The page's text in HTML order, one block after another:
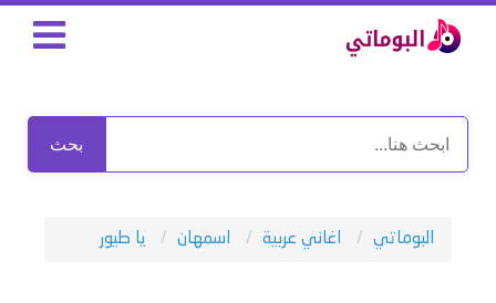
بحث
البوماتي اغاني عربية اسمهان يا طيور